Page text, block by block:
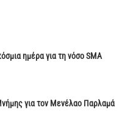
ημέρα για τη νόσο SMA
για τον Μενέλαο Παρλαμά